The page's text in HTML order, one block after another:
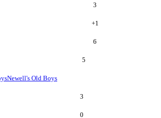
3
+1
6
5
Newell's Old Boys
3
0